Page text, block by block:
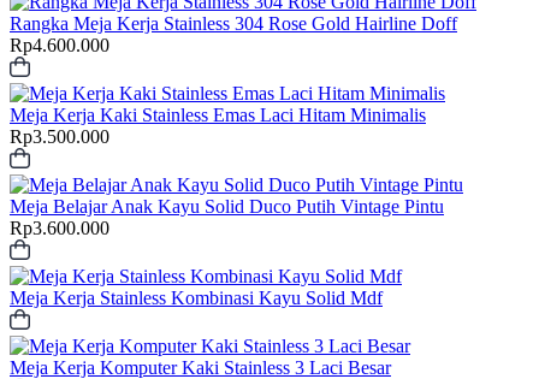
Rangka Meja Kerja Stainless 304 Rose Gold Hairline Doff
Rp4.600.000
Meja Kerja Kaki Stainless Emas Laci Hitam Minimalis
Rp3.500.000
Meja Belajar Anak Kayu Solid Duco Putih Vintage Pintu
Rp3.600.000
Meja Kerja Stainless Kombinasi Kayu Solid Mdf
Meja Kerja Komputer Kaki Stainless 3 Laci Besar